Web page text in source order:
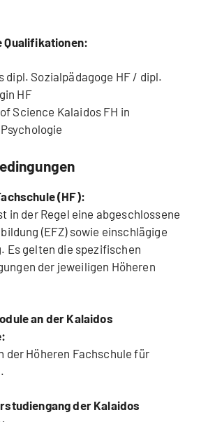
Qualifikationen:
dipl. Sozialpädagoge HF / dipl.
HF
Science Kalaidos FH in
(HF):
in der Regel eine abgeschlossene
(EFZ) sowie einschlägige
Es gelten die spezifischen
der jeweiligen Höheren
an der Kalaidos
der Höheren Fachschule für
der Kalaidos